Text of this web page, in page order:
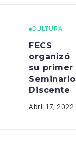
CULTURA
FECS
organizó
su primer
Seminario
Discente
Abril 17, 2022